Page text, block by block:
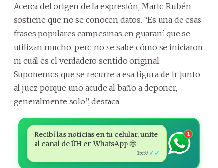
Acerca del origen de la expresión, Mario Rubén
sostiene que no se conocen datos. “Es una de esas
frases populares campesinas en guaraní que se
utilizan mucho, pero no se sabe cómo se iniciaron
ni cuál es el verdadero sentido original.
Suponemos que se recurre a esa figura de ir junto
al juez porque uno acude al baño a deponer,
generalmente solo”, destaca.
Recibí las noticias en tu celular, unite
al canal de ÚH en WhatsApp 🤩
15:57 ✓✓
1